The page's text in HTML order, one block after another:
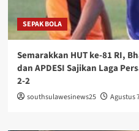
SEPAK BOLA
Semarakkan HUT ke-81 RI,
dan APDESI Sajikan Laga
2-2
southsulawesinews25 Agustus